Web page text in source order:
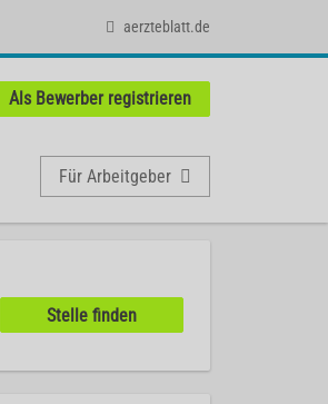
aerzteblatt.de
Als Bewerber registrieren
Für Arbeitgeber